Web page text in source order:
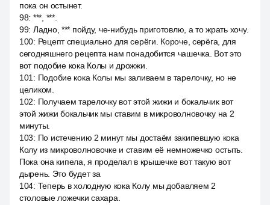
пока он остынет.
98: ***, ***.
99: Ладно, *** пойду, че-нибудь приготовлю, а то жрать хочу.
100: Рецепт специально для серёги. Короче, серёга, для
сегодняшнего рецепта нам понадобится чашечка. Вот это
вот подобие кока Колы и дрожжи.
101 : Подобие кока Колы мы заливаем в тарелочку, но не
целиком.
102: Получаем тарелочку вот этой жижи и бокальчик вот
этой жижи бокальчик мы ставим в микроволновочку на 2
минуты.
103: По истечению 2 минут мы достаём закипевшую кока
Колу из микроволновочке и ставим её немножечко остыть.
Пока она кипела, я проделал в крышечке вот такую вот
дырень. Это будет за
104: Теперь в холодную кока Колу мы добавляем 2
столовые ложечки сахара.